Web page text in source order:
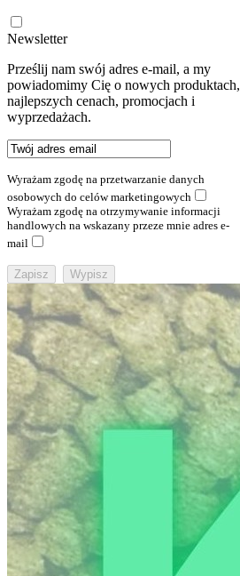
Newsletter
Prześlij nam swój adres e-mail, a my
powiadomimy Cię o nowych produktach,
najlepszych cenach, promocjach i
wyprzedażach.
Wyrażam zgodę na przetwarzanie danych
osobowych do celów marketingowych
Wyrażam zgodę na otrzymywanie informacji
handlowych na wskazany przeze mnie adres e-
mail